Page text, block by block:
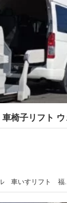
車いすリフト 福...